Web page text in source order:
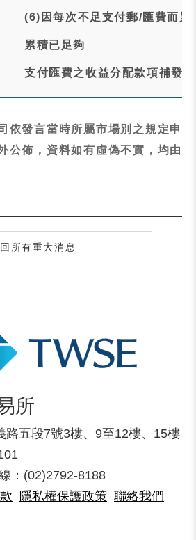
(6)因每次不足支付郵/匯費而
累積已足夠
支付匯費之收益分配款項補發
依發言當時所屬市場別之規定申
公佈，資料如有虛偽不實，均由
所有重大消息
所
路五段7號3樓、9至12樓、15樓
：(02)2792-8188
隱私權保護政策 聯絡我們